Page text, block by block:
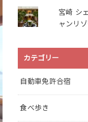
宮崎 シ
ャンリ
カテゴリー
自動車免許合宿
食べ歩き